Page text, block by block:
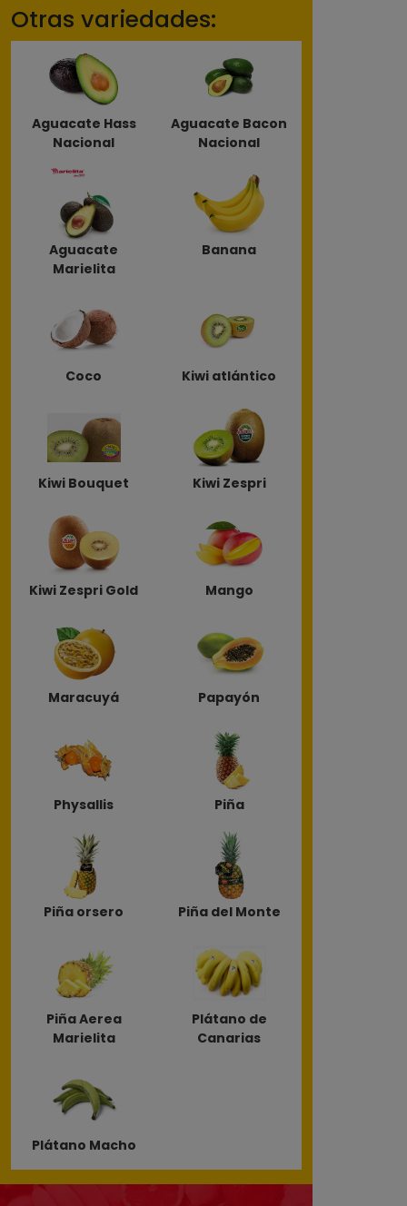
Otras variedades:
Aguacate Hass
Nacional
Aguacate Bacon
Nacional
Aguacate
Marielita
Banana
Coco Kiwi atlántico
Kiwi Bouquet Kiwi Zespri
Kiwi Zespri Gold Mango
Maracuyá Papayón
Physallis Piña
Piña orsero Piña del Monte
Piña Aerea
Marielita
Plátano de
Canarias
Plátano Macho